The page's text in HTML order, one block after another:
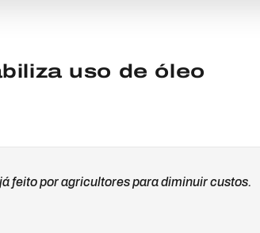
uso de óleo
feito por agricultores para diminuir custos.